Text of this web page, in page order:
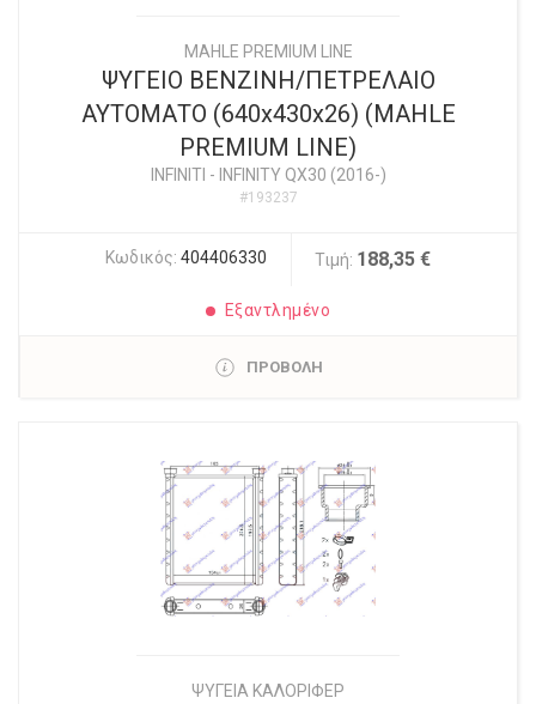
MAHLE PREMIUM LINE
ΨΥΓΕΙΟ ΒΕΝΖΙΝΗ/ΠΕΤΡΕΛΑΙΟ
ΑΥΤΟΜΑΤΟ (640x430x26) (MAHLE
PREMIUM LINE)
INFINITI - INFINITY QX30 (2016-)
#193237
Κωδικός: 404406330 Τιμή: 188,35 €
Εξαντλημένο
ΠΡΟΒΟΛΗ
ΨΥΓΕΙΑ ΚΑΛΟΡΙΦΕΡ